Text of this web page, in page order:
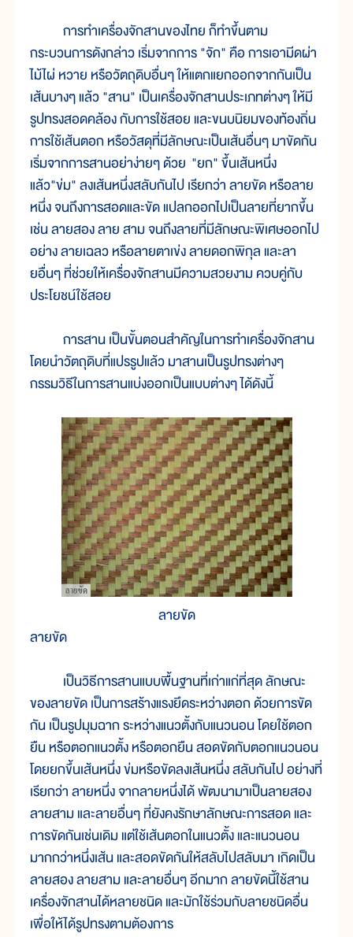
การทำเครื่องจักสานของไทย ก็ทำขึ้นตาม
กระบวนการดังกล่าว เริ่มจากการ "จัก" คือ การเอามีดผ่า
ไม้ไผ่ หวาย หรือวัตถุดิบอื่นๆ ให้แตกแยกออกจากกันเป็น
เส้นบางๆ แล้ว "สาน" เป็นเครื่องจักสานประเภทต่างๆ ให้มี
รูปทรงสอดคล้อง กับการใช้สอย และขนบนิยมของท้องถิ่น
การใช้เส้นตอก หรือวัสดุที่มีลักษณะเป็นเส้นอื่นๆ มาขัดกัน
เริ่มจากการสานอย่าง่ายๆ ด้วย "ยก" ขึ้นเส้นหนึ่ง
แล้ว"ข่ม" ลงเส้นหนึ่งสลับกันไป เรียกว่า ลายขัด หรือลาย
หนึ่ง จนถึงการสอดและขัด แปลกออกไปเป็นลายที่ยากขึ้น
เช่น ลายสอง ลาย สาม จนถึงลายที่มีลักษณะพิเศษออกไป
อย่าง ลายเฉลว หรือลายตาเข่ง ลายดอกพิกุล และลา
ยอื่นๆ ที่ช่วยให้เครื่องจักสานมีความสวยงาม ควบคู่กับ
ประโยชน์ใช้สอย
การสาน เป็นขั้นตอนสำคัญในการทำเครื่องจักสาน
โดยนำวัตถุดิบที่แปรรูปแล้ว มาสานเป็นรูปทรงต่างๆ
กรรมวิธีในการสานแบ่งออกเป็นแบบต่างๆ ได้ดังนี้
ลายขัด
ลายขัด
เป็นวิธีการสานแบบพื้นฐานที่เก่าแก่ที่สุด ลักษณะ
ของลายขัด เป็นการสร้างแรงยึดระหว่างตอก ด้วยการขัด
กัน เป็นรูปมุมฉาก ระหว่างแนวตั้งกับแนวนอน โดยใช้ตอก
ยืน หรือตอกแนวตั้ง หรือตอกยืน สอดขัดกับตอกแนวนอน
โดยยกขึ้นเส้นหนึ่ง ข่มหรือขัดลงเส้นหนึ่ง สลับกันไป อย่างที่
เรียกว่า ลายหนึ่ง จากลายหนึ่งได้ พัฒนามาเป็นลายสอง
ลายสาม และลายอื่นๆ ที่ยังคงรักษาลักษณะการสอด และ
การขัดกันเช่นเดิม แต่ใช้เส้นตอกในแนวตั้ง และแนวนอน
มากกว่าหนึ่งเส้น และสอดขัดกันให้สลับไปสลับมา เกิดเป็น
ลายสอง ลายสาม และลายอื่นๆ อีกมาก ลายขัดนี้ใช้สาน
เครื่องจักสานได้หลายชนิด และมักใช้ร่วมกับลายชนิดอื่น
เพื่อให้ได้รูปทรงตามต้องการ